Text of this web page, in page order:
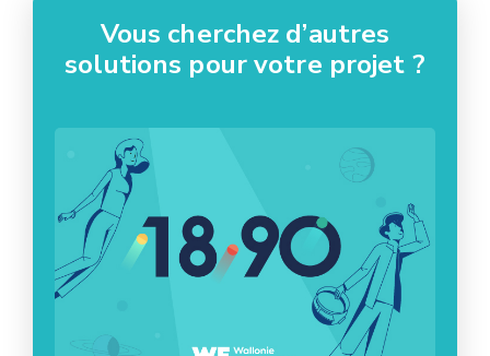
Vous cherchez d’autres
solutions pour votre projet ?